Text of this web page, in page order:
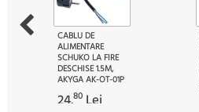
CABLU DE
ALIMENTARE
SCHUKO LA FIRE
DESCHISE 1.5M,
AKYGA AK-OT-01P
24.80 Lei